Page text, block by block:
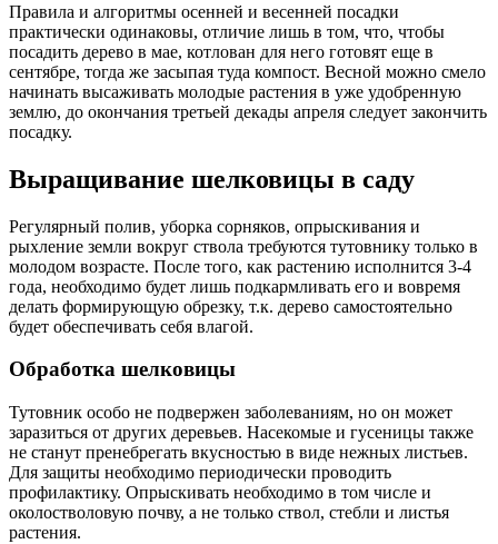
Правила и алгоритмы осенней и весенней посадки
практически одинаковы, отличие лишь в том, что, чтобы
посадить дерево в мае, котлован для него готовят еще в
сентябре, тогда же засыпая туда компост. Весной можно смело
начинать высаживать молодые растения в уже удобренную
землю, до окончания третьей декады апреля следует закончить
посадку.
Выращивание шелковицы в саду
Регулярный полив, уборка сорняков, опрыскивания и
рыхление земли вокруг ствола требуются тутовнику только в
молодом возрасте. После того, как растению исполнится 3-4
года, необходимо будет лишь подкармливать его и вовремя
делать формирующую обрезку, т.к. дерево самостоятельно
будет обеспечивать себя влагой.
Обработка шелковицы
Тутовник особо не подвержен заболеваниям, но он может
заразиться от других деревьев. Насекомые и гусеницы также
не станут пренебрегать вкусностью в виде нежных листьев.
Для защиты необходимо периодически проводить
профилактику. Опрыскивать необходимо в том числе и
околостволовую почву, а не только ствол, стебли и листья
растения.